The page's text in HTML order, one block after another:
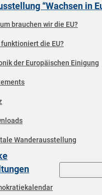
“Wachsen in
brauchen wir die EU?
funktioniert die EU?
der Europäischen Einigung
Wanderausstellung